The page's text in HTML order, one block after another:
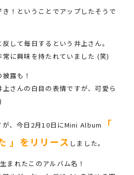
！ということでアップしたそうで
して毎日するという井上さん。
に興味を持たれていました (笑)
露も！
さんの白目の表情ですが、可愛ら
が、今日2月10日にMini Album
「
」をリリース しました。
まれたこのアルバム名！